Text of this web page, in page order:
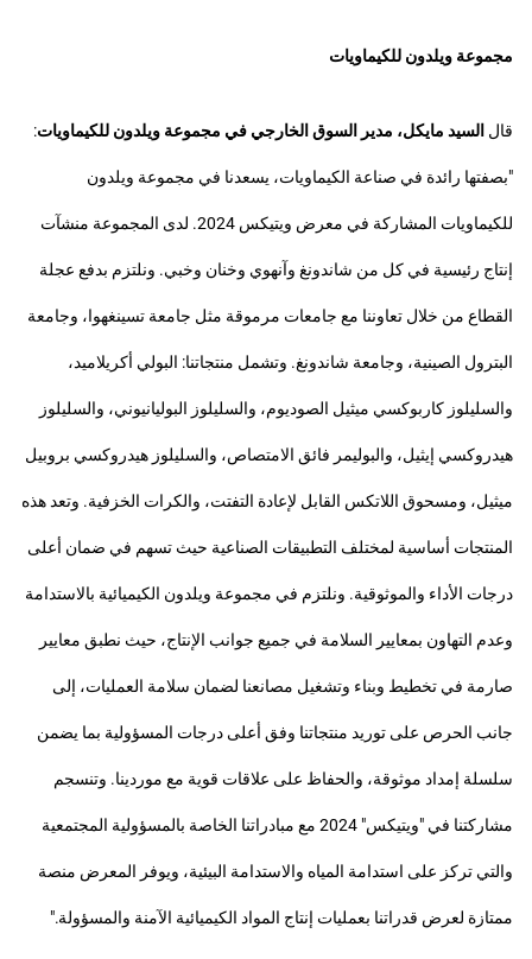
مجموعة ويلدون للكيماويات
قال السيد مايكل، مدير السوق الخارجي في مجموعة ويلدون للكيماويات:
"بصفتها رائدة في صناعة الكيماويات، يسعدنا في مجموعة ويلدون
للكيماويات المشاركة في معرض ويتيكس 2024. لدى المجموعة منشآت
إنتاج رئيسية في كل من شاندونغ وآنهوي وخنان وخبي. ونلتزم بدفع عجلة
القطاع من خلال تعاوننا مع جامعات مرموقة مثل جامعة تسينغهوا، وجامعة
البترول الصينية، وجامعة شاندونغ. وتشمل منتجاتنا: البولي أكريلاميد،
والسليلوز كاربوكسي ميثيل الصوديوم، والسليلوز البوليانيوني، والسليلوز
هيدروكسي إيثيل، والبوليمر فائق الامتصاص، والسليلوز هيدروكسي بروبيل
ميثيل، ومسحوق اللاتكس القابل لإعادة التفتت، والكرات الخزفية. وتعد هذه
المنتجات أساسية لمختلف التطبيقات الصناعية حيث تسهم في ضمان أعلى
درجات الأداء والموثوقية. ونلتزم في مجموعة ويلدون الكيميائية بالاستدامة
وعدم التهاون بمعايير السلامة في جميع جوانب الإنتاج، حيث نطبق معايير
صارمة في تخطيط وبناء وتشغيل مصانعنا لضمان سلامة العمليات، إلى
جانب الحرص على توريد منتجاتنا وفق أعلى درجات المسؤولية بما يضمن
سلسلة إمداد موثوقة، والحفاظ على علاقات قوية مع موردينا. وتنسجم
مشاركتنا في "ويتيكس" 2024 مع مبادراتنا الخاصة بالمسؤولية المجتمعية
والتي تركز على استدامة المياه والاستدامة البيئية، ويوفر المعرض منصة
ممتازة لعرض قدراتنا بعمليات إنتاج المواد الكيميائية الآمنة والمسؤولة."